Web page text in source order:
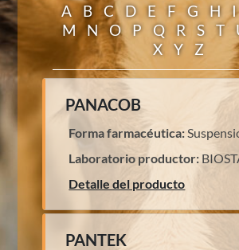
A B C D E F G H I
M
N O P Q R S T
X
Y Z
PANACOB
Forma farmacéutica:
Laboratorio productor:
Detalle del producto
PANTEK